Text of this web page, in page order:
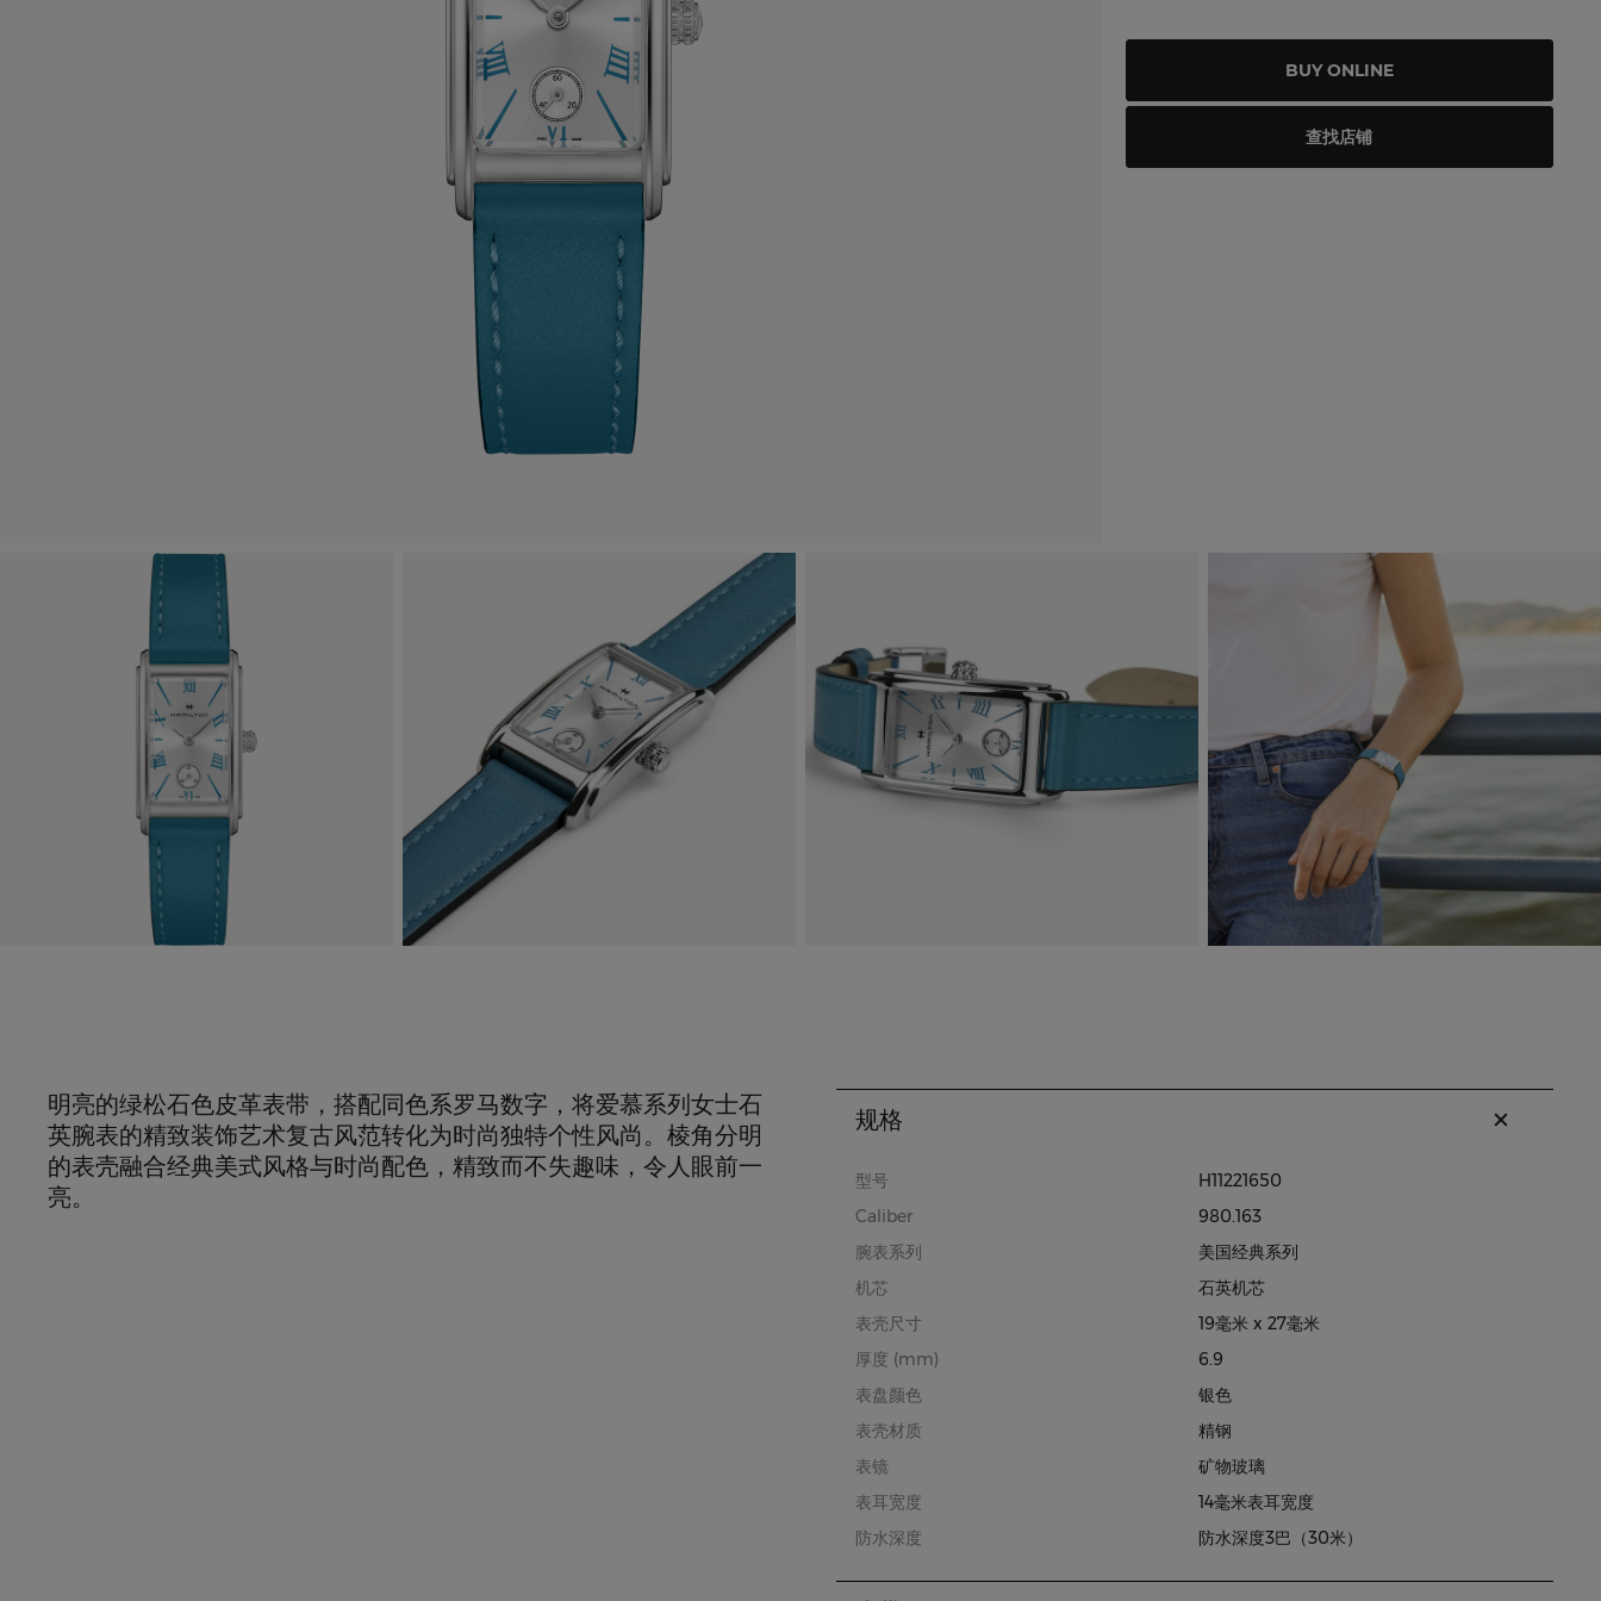
BUY ONLINE
查找店铺
明亮的绿松石色皮革表带，搭配同色系罗马数字，将爱慕系列女士石
英腕表的精致装饰艺术复古风范转化为时尚独特个性风尚。棱角分明
的表壳融合经典美式风格与时尚配色，精致而不失趣味，令人眼前一
亮。
规格
型号
H11221650
Caliber
980.163
腕表系列
美国经典系列
机芯
石英机芯
表壳尺寸
19毫米 x 27毫米
厚度 (mm)
6.9
表盘颜色
银色
表壳材质
精钢
表镜
矿物玻璃
表耳宽度
14毫米表耳宽度
防水深度
防水深度3巴（30米）